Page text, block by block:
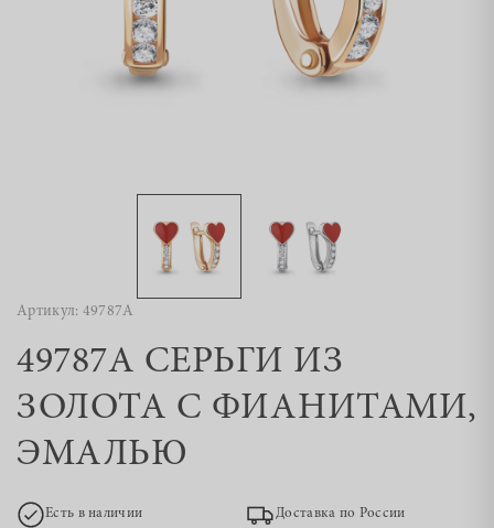
Артикул: 49787А
49787А СЕРЬГИ ИЗ
ЗОЛОТА С ФИАНИТАМИ,
ЭМАЛЬЮ
Есть в наличии
Доставка по России